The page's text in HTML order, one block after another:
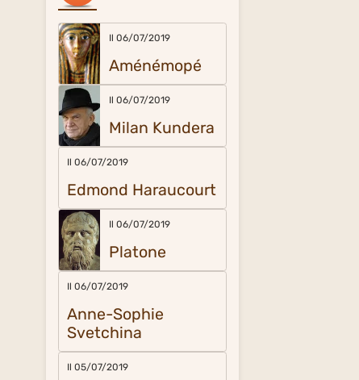
Il 06/07/2019
Aménémopé
Il 06/07/2019
Milan Kundera
Il 06/07/2019
Edmond Haraucourt
Il 06/07/2019
Platone
Il 06/07/2019
Anne-Sophie
Svetchina
Il 05/07/2019